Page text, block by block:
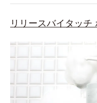
リリースバイタッチ